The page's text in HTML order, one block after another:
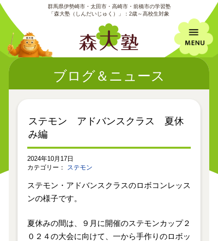
群馬県伊勢崎市・太田市・高崎市・前橋市の学習塾
「森大塾（しんだいじゅく）」：2歳～高校生対象
ブログ＆ニュース
ステモン アドバンスクラス 夏休
み編
2024年10月17日
カテゴリー：
ステモン
ステモン・アドバンスクラスのロボコンレッス
ンの様子です。
夏休みの間は、９月に開催のステモンカップ２
０２４の大会に向けて、一から手作りのロボッ